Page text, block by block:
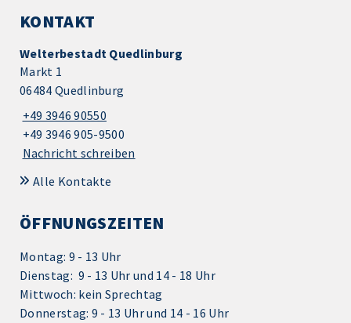
KONTAKT
Welterbestadt Quedlinburg
Markt 1
06484 Quedlinburg
+49 3946 90550
+49 3946 905-9500
Nachricht schreiben
Alle Kontakte
ÖFFNUNGSZEITEN
Montag: 9 - 13 Uhr
Dienstag: 9 - 13 Uhr und 14 - 18 Uhr
Mittwoch: kein Sprechtag
Donnerstag: 9 - 13 Uhr und 14 - 16 Uhr